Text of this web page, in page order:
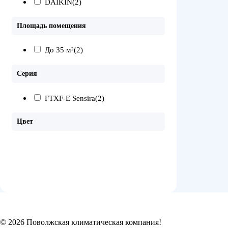
DAIKIN(2)
Площадь помещения
До 35 м²(2)
Серия
FTXF-E Sensira(2)
Цвет
© 2026 Поволжская климатическая компания!